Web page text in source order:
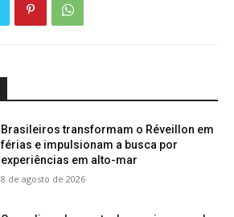
Brasileiros transformam o Réveillon em
férias e impulsionam a busca por
experiências em alto-mar
8 de agosto de 2026